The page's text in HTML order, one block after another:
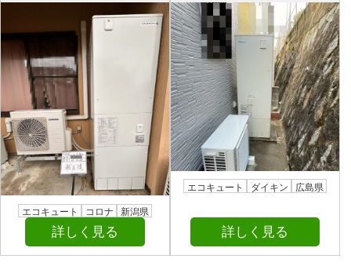
エコキュート コロナ 新潟県
詳しく見る
エコキュート ダイキン 広島県
詳しく見る